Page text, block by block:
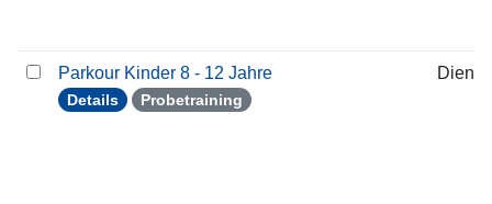
Parkour Kinder 8 - 12 Jahre
Details Probetraining